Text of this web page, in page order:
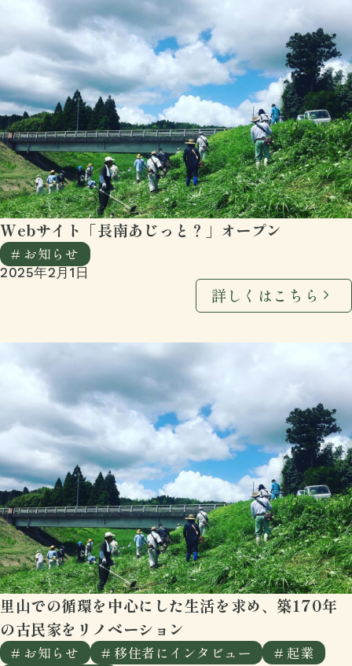
Webサイト「長南あじっと？」オープン
# お知らせ
2025年2月1日
詳しくはこちら
里山での循環を中心にした生活を求め、築170年
の古民家をリノベーション
# お知らせ # 移住者にインタビュー
# 起業